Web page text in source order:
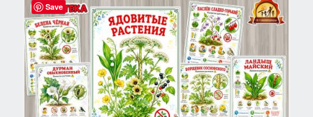
Save